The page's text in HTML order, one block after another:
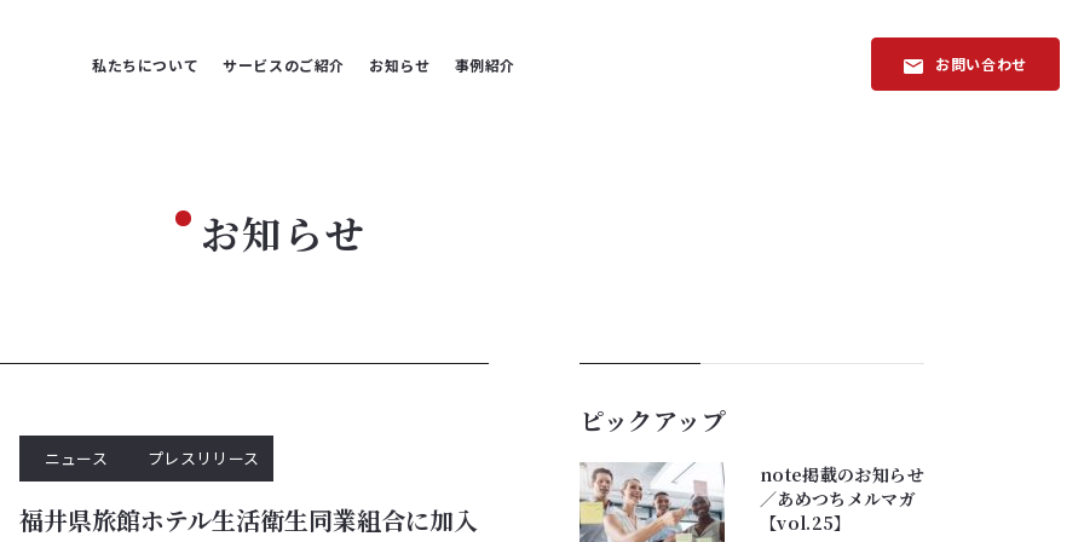
私たちについて サービスのご紹介 お知らせ 事例紹介 お問い合わせ
お知らせ
ニュース プレスリリース
福井県旅館ホテル生活衛生同業組合に加入
ピックアップ
note掲載のお知らせ
／あめつちメルマガ
【vol.25】